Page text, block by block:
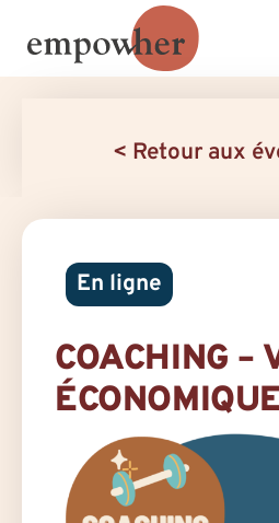
< Retour aux
En ligne
COACHING –